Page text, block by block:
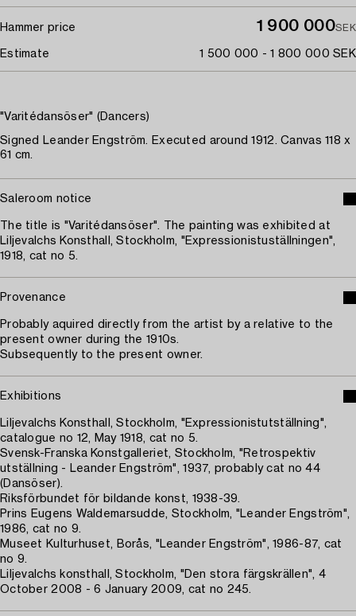
Hammer price 1 900 000SEK
Estimate 1 500 000 - 1 800 000 SEK
"Varitédansöser" (Dancers)
Signed Leander Engström. Executed around 1912. Canvas 118 x
61 cm.
Saleroom notice
The title is "Varitédansöser". The painting was exhibited at
Liljevalchs Konsthall, Stockholm, "Expressionistuställningen",
1918, cat no 5.
Provenance
Probably aquired directly from the artist by a relative to the
present owner during the 1910s.
Subsequently to the present owner.
Exhibitions
Liljevalchs Konsthall, Stockholm, "Expressionistutställning",
catalogue no 12, May 1918, cat no 5.
Svensk-Franska Konstgalleriet, Stockholm, "Retrospektiv
utställning - Leander Engström", 1937, probably cat no 44
(Dansöser).
Riksförbundet för bildande konst, 1938-39.
Prins Eugens Waldemarsudde, Stockholm, "Leander Engström",
1986, cat no 9.
Museet Kulturhuset, Borås, "Leander Engström", 1986-87, cat
no 9.
Liljevalchs konsthall, Stockholm, "Den stora färgskrällen", 4
October 2008 - 6 January 2009, cat no 245.